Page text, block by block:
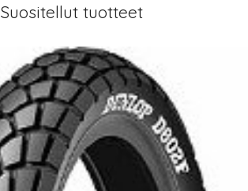
Suositellut tuotteet